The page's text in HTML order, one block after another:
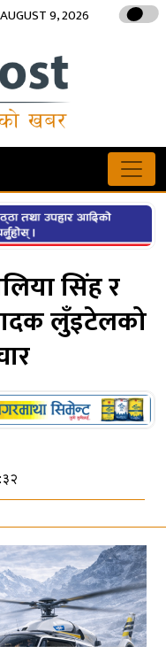
9, 2026
सिंह र
लुँइटेलको